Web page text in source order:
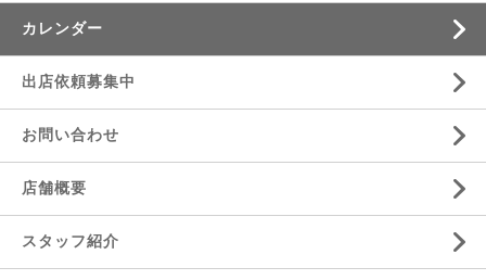
カレンダー
出店依頼募集中
お問い合わせ
店舗概要
スタッフ紹介